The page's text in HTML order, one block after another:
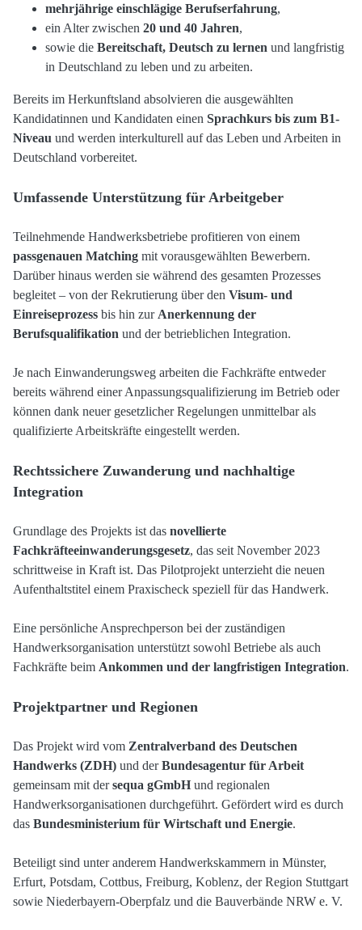
mehrjährige einschlägige Berufserfahrung,
ein Alter zwischen 20 und 40 Jahren,
sowie die Bereitschaft, Deutsch zu lernen und langfristig
in Deutschland zu leben und zu arbeiten.
Bereits im Herkunftsland absolvieren die ausgewählten
Kandidatinnen und Kandidaten einen Sprachkurs bis zum B1-
Niveau und werden interkulturell auf das Leben und Arbeiten in
Deutschland vorbereitet.
Umfassende Unterstützung für Arbeitgeber
Teilnehmende Handwerksbetriebe profitieren von einem
passgenauen Matching mit vorausgewählten Bewerbern.
Darüber hinaus werden sie während des gesamten Prozesses
begleitet – von der Rekrutierung über den Visum- und
Einreiseprozess bis hin zur Anerkennung der
Berufsqualifikation und der betrieblichen Integration.
Je nach Einwanderungsweg arbeiten die Fachkräfte entweder
bereits während einer Anpassungsqualifizierung im Betrieb oder
können dank neuer gesetzlicher Regelungen unmittelbar als
qualifizierte Arbeitskräfte eingestellt werden.
Rechtssichere Zuwanderung und nachhaltige
Integration
Grundlage des Projekts ist das novellierte
Fachkräfteeinwanderungsgesetz, das seit November 2023
schrittweise in Kraft ist. Das Pilotprojekt unterzieht die neuen
Aufenthaltstitel einem Praxischeck speziell für das Handwerk.
Eine persönliche Ansprechperson bei der zuständigen
Handwerksorganisation unterstützt sowohl Betriebe als auch
Fachkräfte beim Ankommen und der langfristigen Integration.
Projektpartner und Regionen
Das Projekt wird vom Zentralverband des Deutschen
Handwerks (ZDH) und derBundesagentur für Arbeit
gemeinsam mit dersequa gGmbH und regionalen
Handwerksorganisationen durchgeführt. Gefördert wird es durch
das Bundesministerium für Wirtschaft und Energie.
Beteiligt sind unter anderem Handwerkskammern in Münster,
Erfurt, Potsdam, Cottbus, Freiburg, Koblenz, der Region Stuttgart
sowie Niederbayern-Oberpfalz und die Bauverbände NRW e. V.